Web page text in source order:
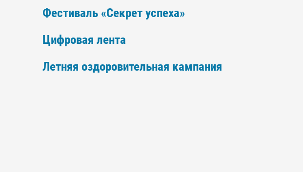
Фестиваль «Секрет успеха»
Цифровая лента
Летняя оздоровительная кампания